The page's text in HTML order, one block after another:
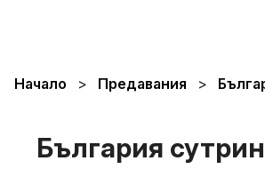
Начало Предавания
България сутрин